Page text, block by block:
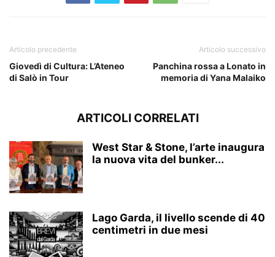
Articolo precedente
Giovedì di Cultura: L’Ateneo
di Salò in Tour
Articolo successivo
Panchina rossa a Lonato in
memoria di Yana Malaiko
ARTICOLI CORRELATI
West Star & Stone, l’arte inaugura
la nuova vita del bunker...
Lago Garda, il livello scende di 40
centimetri in due mesi